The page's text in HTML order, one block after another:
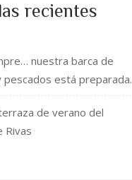
recientes
nuestra barca de
pescados está preparada.
de verano del
Rivas